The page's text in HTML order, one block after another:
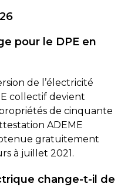
pour le DPE en
de l’électricité
collectif devient
de cinquante
ADEME
gratuitement
à juillet 2021.
change-t-il de